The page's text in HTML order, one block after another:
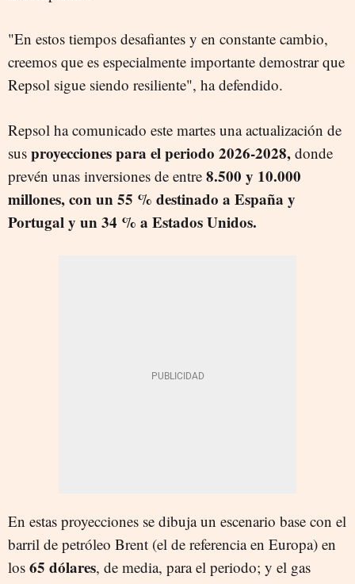
"En estos tiempos desafiantes y en constante cambio,
creemos que es especialmente importante demostrar que
Repsol sigue siendo resiliente", ha defendido.
Repsol ha comunicado este martes una actualización de
sus proyecciones para el periodo 2026-2028, donde
prevén unas inversiones de entre 8.500 y 10.000
millones, con un 55 % destinado a España y
Portugal y un 34 % a Estados Unidos.
En estas proyecciones se dibuja un escenario base con el
barril de petróleo Brent (el de referencia en Europa) en
los 65 dólares, de media, para el periodo; y el gas